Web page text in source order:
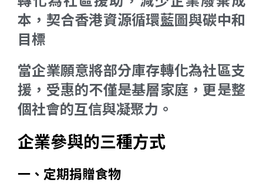
本，契合香港資源循環藍圖與碳中和
目標
當企業願意將部分庫存轉化為社區支
援，受惠的不僅是基層家庭，更是整
個社會的互信與凝聚力。
企業參與的三種方式
一、定期捐贈食物